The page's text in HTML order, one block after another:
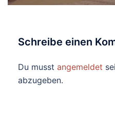
Schreibe einen
Du musst angemeldet
abzugeben.